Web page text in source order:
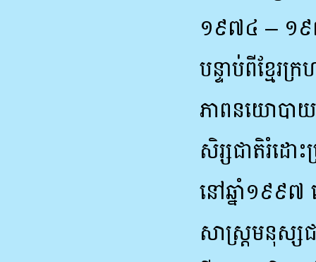
១៩៧៤ – ១
បន្ទាប់ពីខ្មែរ
ភាពនយោបា
សិរ្សជាតិរំដោះ
នៅឆ្នាំ១៩៩៧
សាស្រ្តមនុស្